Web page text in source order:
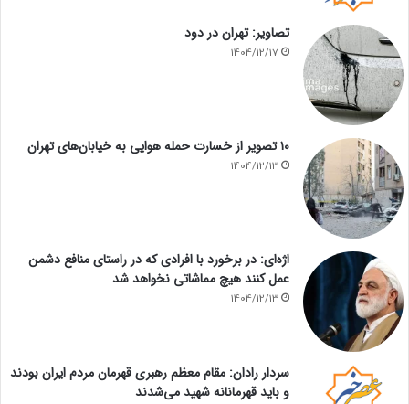
تصاویر: تهران در دود
1404/12/17
۱۰ تصویر از خسارت حمله هوایی به خیابان‌های تهران
1404/12/13
اژه‌ای: در برخورد با افرادی که در راستای منافع دشمن
عمل کنند هیچ مماشاتی نخواهد شد
1404/12/13
سردار رادان: مقام معظم رهبری قهرمان مردم ایران بودند
و باید قهرمانانه شهید می‌شدند